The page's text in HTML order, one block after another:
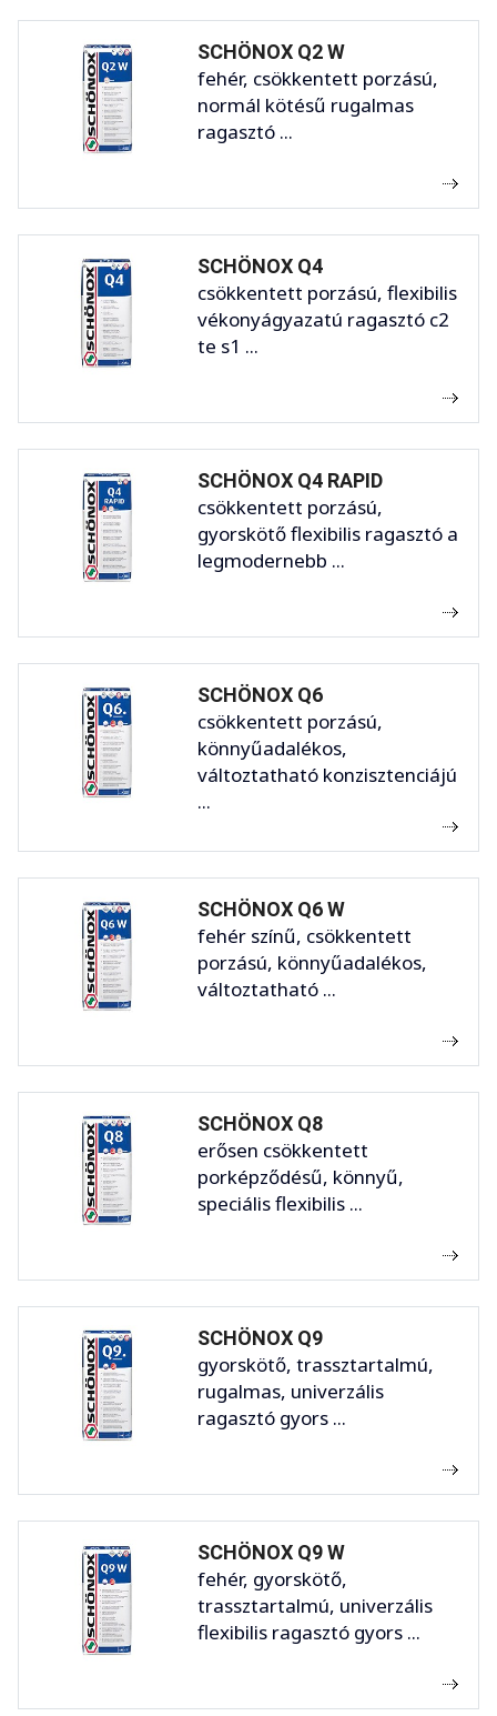
SCHÖNOX Q2 W
fehér, csökkentett porzású,
normál kötésű rugalmas
ragasztó ...
SCHÖNOX Q4
csökkentett porzású, flexibilis
vékonyágyazatú ragasztó c2
te s1 ...
SCHÖNOX Q4 RAPID
csökkentett porzású,
gyorskötő flexibilis ragasztó a
legmodernebb ...
SCHÖNOX Q6
csökkentett porzású,
könnyűadalékos,
változtatható konzisztenciájú
...
SCHÖNOX Q6 W
fehér színű, csökkentett
porzású, könnyűadalékos,
változtatható ...
SCHÖNOX Q8
erősen csökkentett
porképződésű, könnyű,
speciális flexibilis ...
SCHÖNOX Q9
gyorskötő, trassztartalmú,
rugalmas, univerzális
ragasztó gyors ...
SCHÖNOX Q9 W
fehér, gyorskötő,
trassztartalmú, univerzális
flexibilis ragasztó gyors ...